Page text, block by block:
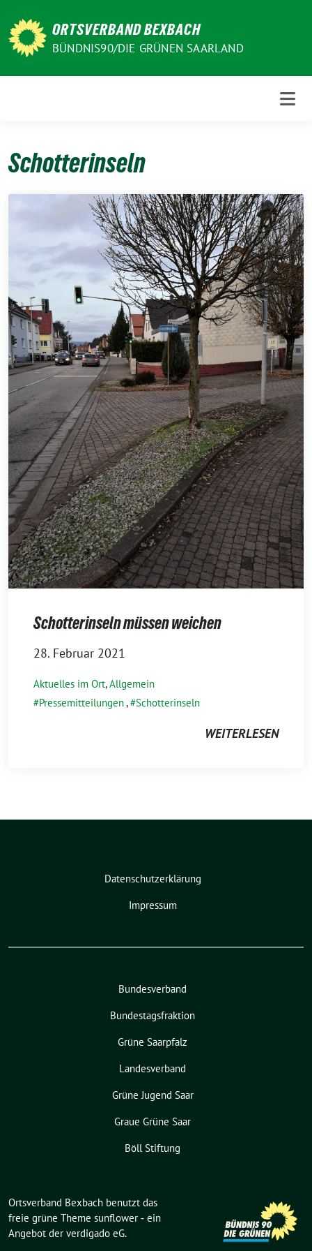
zum
Inhalt
ORTSVERBAND BEXBACH
BÜNDNIS90/DIE GRÜNEN SAARLAND
Schotterinseln
Schotterinseln müssen weichen
28. Februar 2021
Aktuelles im Ort,Allgemein
Pressemitteilungen, Schotterinseln
WEITERLESEN
Datenschutzerklärung
Impressum
Bundesverband
Bundestagsfraktion
Grüne Saarpfalz
Landesverband
Grüne Jugend Saar
Graue Grüne Saar
Böll Stiftung
Ortsverband Bexbach benutzt das
freie grüne Theme sunflower ‐ ein
Angebot der verdigado eG.